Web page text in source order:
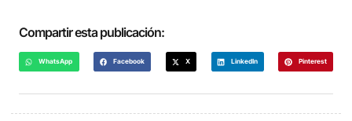
Compartir esta publicación:
WhatsApp Facebook X LinkedIn Pinterest